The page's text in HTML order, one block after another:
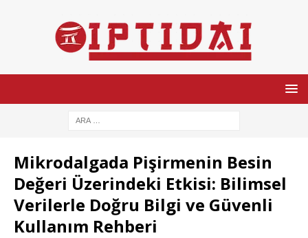
Mikrodalgada Pişirmenin Besin
Değeri Üzerindeki Etkisi: Bilimsel
Verilerle Doğru Bilgi ve Güvenli
Kullanım Rehberi